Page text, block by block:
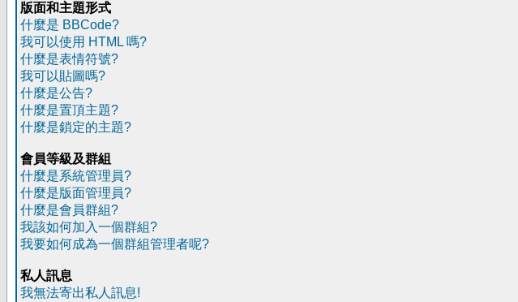
版面和主題形式
什麼是 BBCode?
我可以使用 HTML 嗎?
什麼是表情符號?
我可以貼圖嗎?
什麼是公告?
什麼是置頂主題?
什麼是鎖定的主題?
會員等級及群組
什麼是系統管理員?
什麼是版面管理員?
什麼是會員群組?
我該如何加入一個群組?
我要如何成為一個群組管理者呢?
私人訊息
我無法寄出私人訊息!